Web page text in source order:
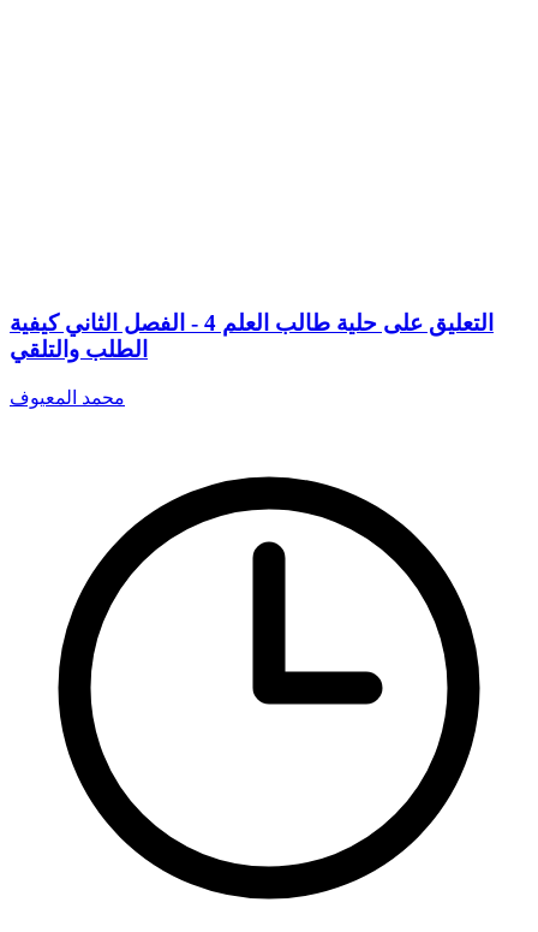
التعليق على حلية طالب العلم 4 - الفصل الثاني كيفية
الطلب والتلقي
محمد المعيوف